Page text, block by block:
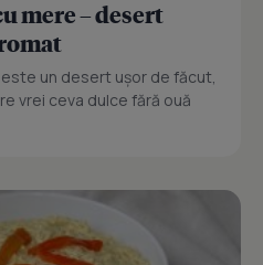
mere – desert
un desert ușor de făcut,
vrei ceva dulce fără ouă